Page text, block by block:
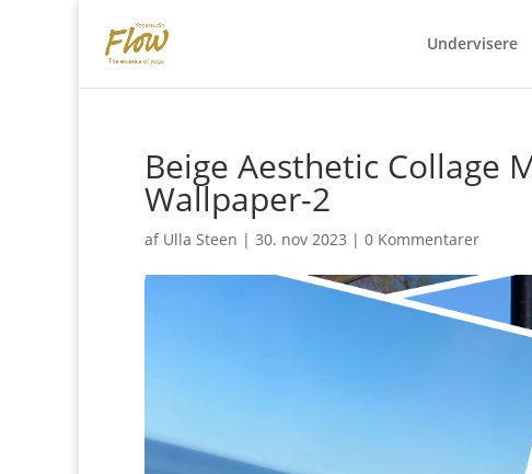
Undervisere
Beige Aesthetic Collage
Wallpaper-2
af Ulla Steen | 30. nov 2023 | 0 Kommentarer